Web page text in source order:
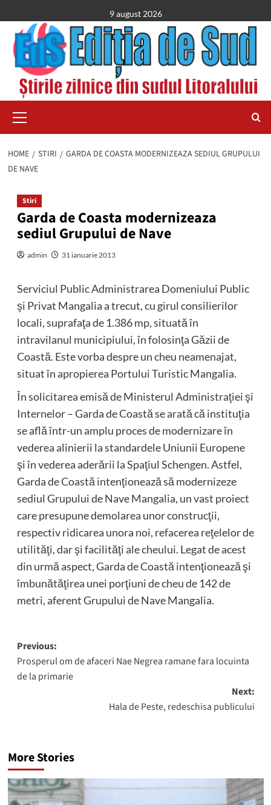
to
content
9 august 2026
Menu
HOME STIRI
GARDA DE COASTA MODERNIZEAZA SEDIUL GRUPULUI
DE NAVE
Stiri
Garda de Coasta modernizeaza
sediul Grupului de Nave
admin 31 ianuarie 2013
Serviciul Public Administrarea Domeniului Public
şi Privat Mangalia a trecut, cu girul consilierilor
locali, suprafaţa de 1.386 mp, situată în
intravilanul municipiului, în folosinţa Găzii de
Coastă. Este vorba despre un cheu neamenajat,
situat în apropierea Portului Turistic Mangalia.
În solicitarea emisă de Ministerul Administraţiei şi
Internelor – Garda de Coastă se arată că instituţia
se află într-un amplu proces de modernizare în
vederea alinierii la standardele Uniunii Europene
şi în vederea aderării la Spaţiul Schengen. Astfel,
Garda de Coastă intenţionează să modernizeze
sediul Grupului de Nave Mangalia, un vast proiect
care presupune demolarea unor construcţii,
respectiv ridicarea unora noi, refacerea reţelelor de
utilităţi, dar şi facilităţi ale cheului. Legat de acest
din urmă aspect, Garda de Coastă intenţionează şi
îmbunătăţirea unei porţiuni de cheu de 142 de
metri, aferent Grupului de Nave Mangalia.
Post
navigation
Previous:
Prosperul om de afaceri Nae Negrea ramane fara locuinta
de la primarie
Next:
Hala de Peste, redeschisa publicului
More Stories